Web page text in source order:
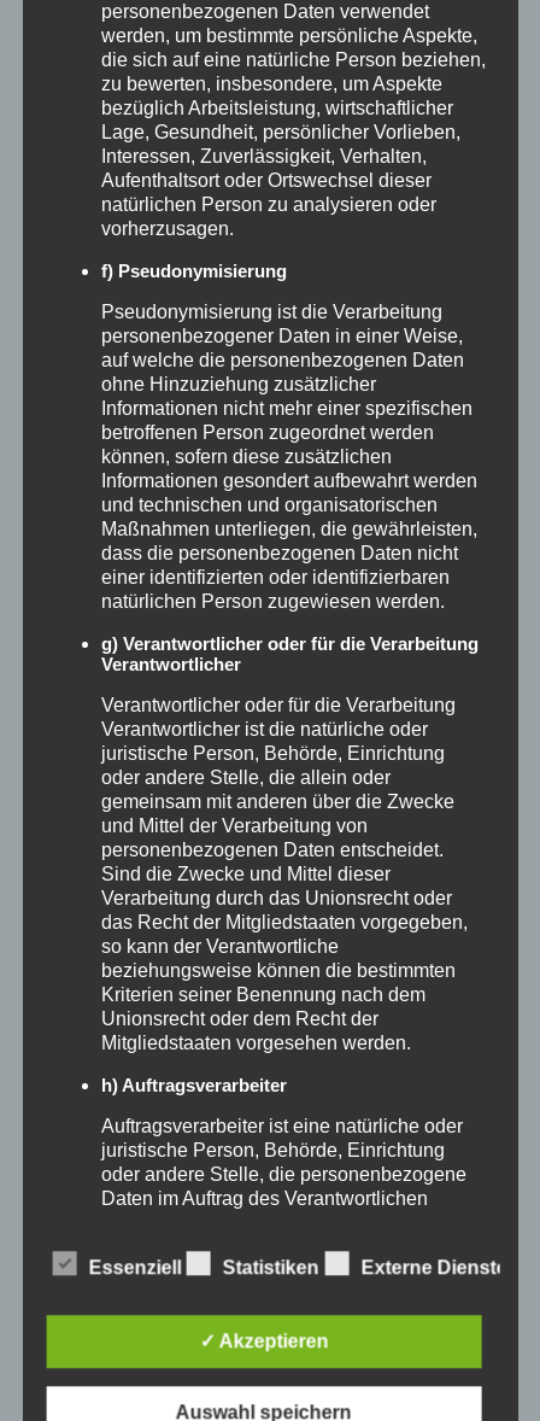
Warum Tourismusbetriebe
jetzt handeln sollten
Unser Wirtschaftspreis ist kein Selbstzweck.
Sondern ein Beispiel dafür, was heute schon
möglich ist. Besonders für kleine und mittlere
Tourismusunternehmen gilt:
Künstliche Intelligenz kann Prozesse
beschleunigen, Qualität steigern und Kosten
senken.
Und das Beste: Der Einstieg ist einfacher
als gedacht.
7 konkrete Schritte, wie du
KI in deinem Hotel oder
Tourismusbetrieb einsetzt
Interne Abläufe auf Automatisierungspotenzial
prüfen
Zeitfresser identifizieren (z. B. E-Mail-
Kommunikation, Content-Erstellung)
Erste KI-Tools ausprobieren für Texte, Bilder oder
Datenanalysen
Wöchentliche Mini-Reviews zu KI-Experimenten
einführen
Klare Ziele definieren (z. B. 20 % Zeitersparnis)
Interne oder externe Schulung planen
🎯Unser Tipp:
Starte klein, aber starte
konsequent.
Wenn du möchtest, begleiten wir dich bei
personenbezogenen Daten verwendet
werden, um bestimmte persönliche Aspekte,
die sich auf eine natürliche Person beziehen,
zu bewerten, insbesondere, um Aspekte
bezüglich Arbeitsleistung, wirtschaftlicher
Lage, Gesundheit, persönlicher Vorlieben,
Interessen, Zuverlässigkeit, Verhalten,
Aufenthaltsort oder Ortswechsel dieser
natürlichen Person zu analysieren oder
vorherzusagen.
f) Pseudonymisierung
Pseudonymisierung ist die Verarbeitung
personenbezogener Daten in einer Weise,
auf welche die personenbezogenen Daten
ohne Hinzuziehung zusätzlicher
Informationen nicht mehr einer spezifischen
betroffenen Person zugeordnet werden
können, sofern diese zusätzlichen
Informationen gesondert aufbewahrt werden
und technischen und organisatorischen
Maßnahmen unterliegen, die gewährleisten,
dass die personenbezogenen Daten nicht
einer identifizierten oder identifizierbaren
natürlichen Person zugewiesen werden.
g) Verantwortlicher oder für die Verarbeitung
Verantwortlicher
Verantwortlicher oder für die Verarbeitung
Verantwortlicher ist die natürliche oder
juristische Person, Behörde, Einrichtung
oder andere Stelle, die allein oder
gemeinsam mit anderen über die Zwecke
und Mittel der Verarbeitung von
personenbezogenen Daten entscheidet.
Sind die Zwecke und Mittel dieser
Verarbeitung durch das Unionsrecht oder
das Recht der Mitgliedstaaten vorgegeben,
so kann der Verantwortliche
beziehungsweise können die bestimmten
Kriterien seiner Benennung nach dem
Unionsrecht oder dem Recht der
Mitgliedstaaten vorgesehen werden.
h) Auftragsverarbeiter
Auftragsverarbeiter ist eine natürliche oder
juristische Person, Behörde, Einrichtung
oder andere Stelle, die personenbezogene
Daten im Auftrag des Verantwortlichen
i) Empfänger
Person, Behörde, Einrichtung oder andere
Stelle, der personenbezogene Daten
es sich bei ihr um einen Dritten handelt oder
Essenziell Statistiken Externe Dienste
✓ Akzeptieren
Auswahl speichern